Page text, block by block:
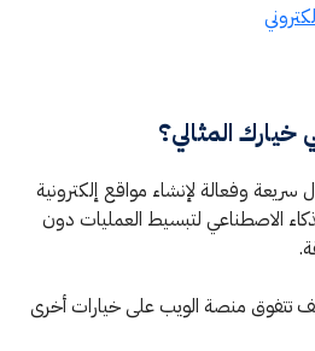
المثالي؟
سريعة وفعالة لإنشاء مواقع إلكترونية
الاصطناعي لتبسيط العمليات دون
تتفوق منصة الويب على خيارات أخرى